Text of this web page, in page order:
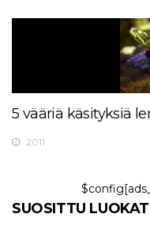
5 vääriä käsityksiä
2011
SUOSITTU LUOKAT